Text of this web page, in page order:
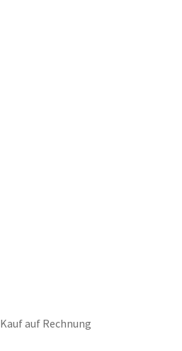
Kauf auf Rechnung